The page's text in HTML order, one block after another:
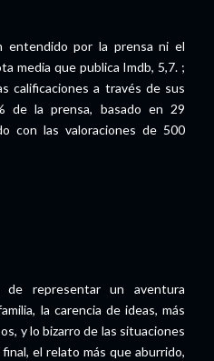
entendido por la prensa ni el
media que publica Imdb, 5,7. ;
calificaciones a través de sus
de la prensa, basado en 29
con las valoraciones de 500
representar un aventura
la carencia de ideas, más
y lo bizarro de las situaciones
el relato más que aburrido,